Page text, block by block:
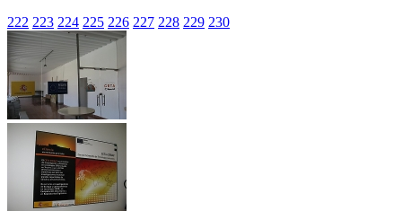
222 223 224 225 226 227 228 229 230